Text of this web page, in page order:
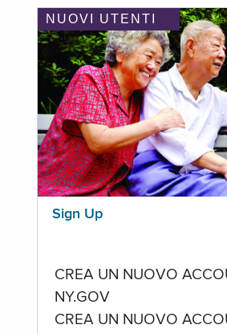
NUOVI UTENTI
Sign Up
CREA UN NUOVO
NY.GOV
CREA UN NUOVO